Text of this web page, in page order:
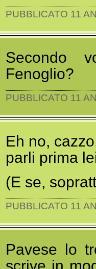
PUBBLICATO 11
Secondo
Fenoglio?
PUBBLICATO 11
Eh no,
parli prima
(E se,
PUBBLICATO 11
Pavese lo
scrive in